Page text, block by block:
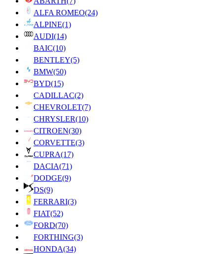
ALFA ROMEO(24)
ALPINE(1)
AUDI(14)
BAIC(10)
BENTLEY(5)
BMW(50)
BYD(15)
CADILLAC(2)
CHEVROLET(7)
CHRYSLER(10)
CITROEN(30)
CORVETTE(3)
CUPRA(17)
DACIA(71)
DODGE(9)
DS(9)
FERRARI(3)
FIAT(52)
FORD(70)
FORTHING(3)
HONDA(34)